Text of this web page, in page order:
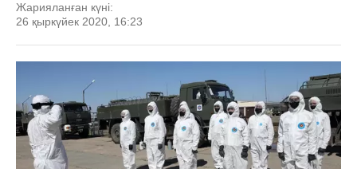
Жарияланған күні:
26 қыркүйек 2020, 16:23